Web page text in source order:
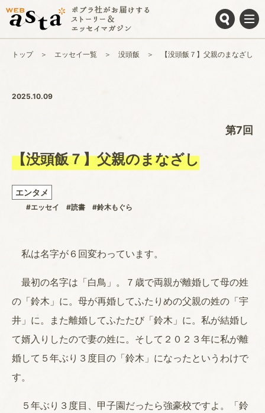
トップ エッセイ一覧 没頭飯 【没頭飯７】父親のまなざし
2025.10.09
第7回
【没頭飯７】父親のまなざし
エンタメ
#エッセイ #読書 #鈴木もぐら
私は名字が６回変わっています。
最初の名字は「白鳥」。７歳で両親が離婚して母の姓
の「鈴木」に。母が再婚してふたりめの父親の姓の「宇
井」に。また離婚してふたたび「鈴木」に。私が結婚し
て婿入りしたので妻の姓に。そして２０２３年に私が離
婚して５年ぶり３度目の「鈴木」になったというわけで
す。
５年ぶり３度目、甲子園だったら強豪校ですよ。「鈴